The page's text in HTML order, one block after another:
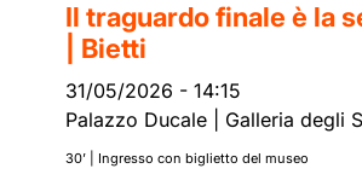
Il traguardo finale è la
| Bietti
31/05/2026 - 14:15
Palazzo Ducale | Galleria degli
30’ | Ingresso con biglietto del museo